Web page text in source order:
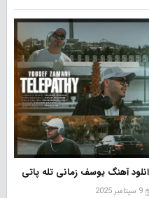
آهنگ یوسف زمانی تله پاتی
9 سپتامبر 2025